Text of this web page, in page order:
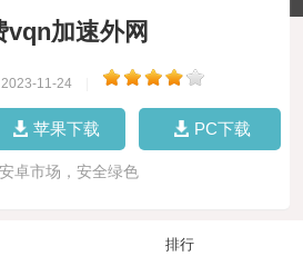
vqn加速外网
11-24
苹果下载 PC下载
安卓市场，安全绿色
排行